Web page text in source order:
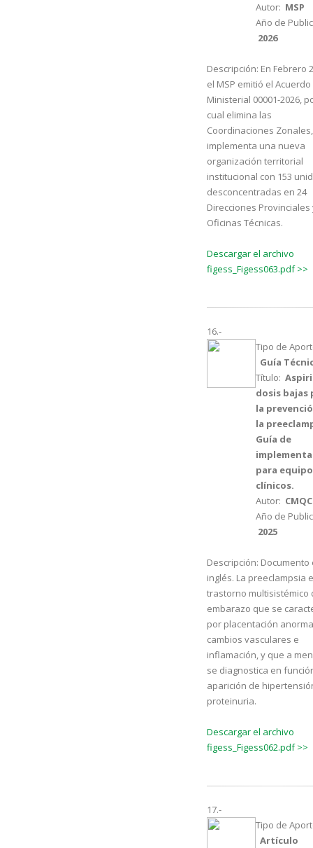
Autor: MSP
Año de
2026
Descripción: En Febrero
el MSP emitió el Acuerdo
Ministerial 00001-2026,
cual elimina las
Coordinaciones
implementa una nueva
organización territorial
institucional con 153
desconcentradas en 24
Direcciones Provinciales
Oficinas Técnicas.
Descargar el archivo
figess_Figess063.pdf >>
16.-
Tipo de
Guía
Título:
dosis bajas
la
la
Guía de
para
clínicos.
Autor:
Año de
2025
Descripción: Documento
inglés. La preeclampsia
trastorno multisistémico
embarazo que se
por placentación
cambios vasculares e
inflamación, y que a
se diagnostica en
aparición de
proteinuria.
Descargar el archivo
figess_Figess062.pdf >>
17.-
Tipo de
Artículo